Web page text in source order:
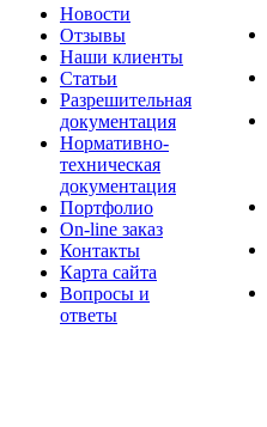
Новости
Отзывы
Наши клиенты
Статьи
Разрешительная
документация
Нормативно-
техническая
документация
Портфолио
On-line заказ
Контакты
Карта сайта
Вопросы и
ответы